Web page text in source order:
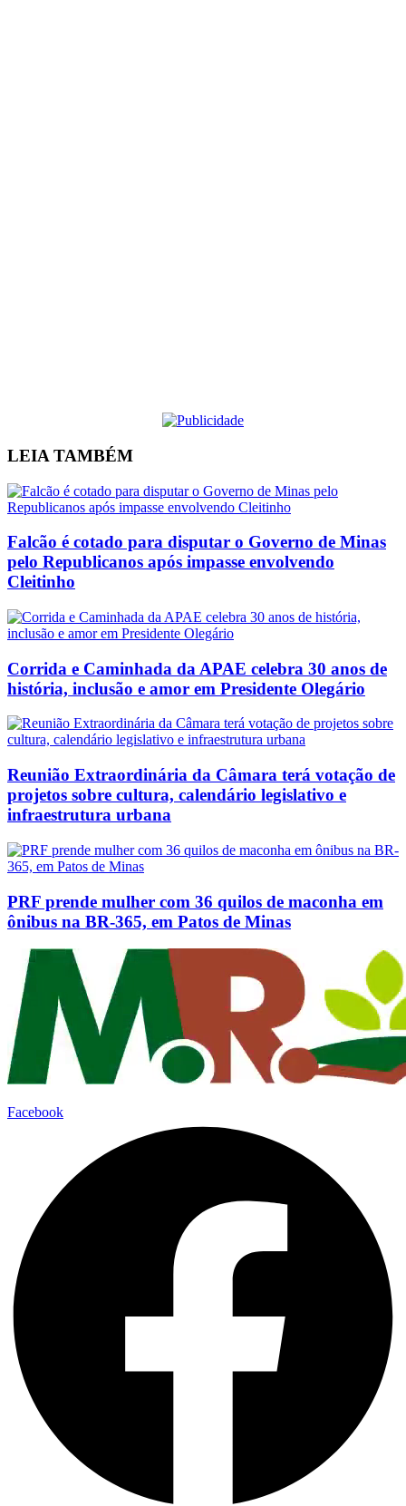
LEIA TAMBÉM
Falcão é cotado para disputar o Governo de Minas
pelo Republicanos após impasse envolvendo
Cleitinho
Corrida e Caminhada da APAE celebra 30 anos de
história, inclusão e amor em Presidente Olegário
Reunião Extraordinária da Câmara terá votação de
projetos sobre cultura, calendário legislativo e
infraestrutura urbana
PRF prende mulher com 36 quilos de maconha em
ônibus na BR-365, em Patos de Minas
Facebook